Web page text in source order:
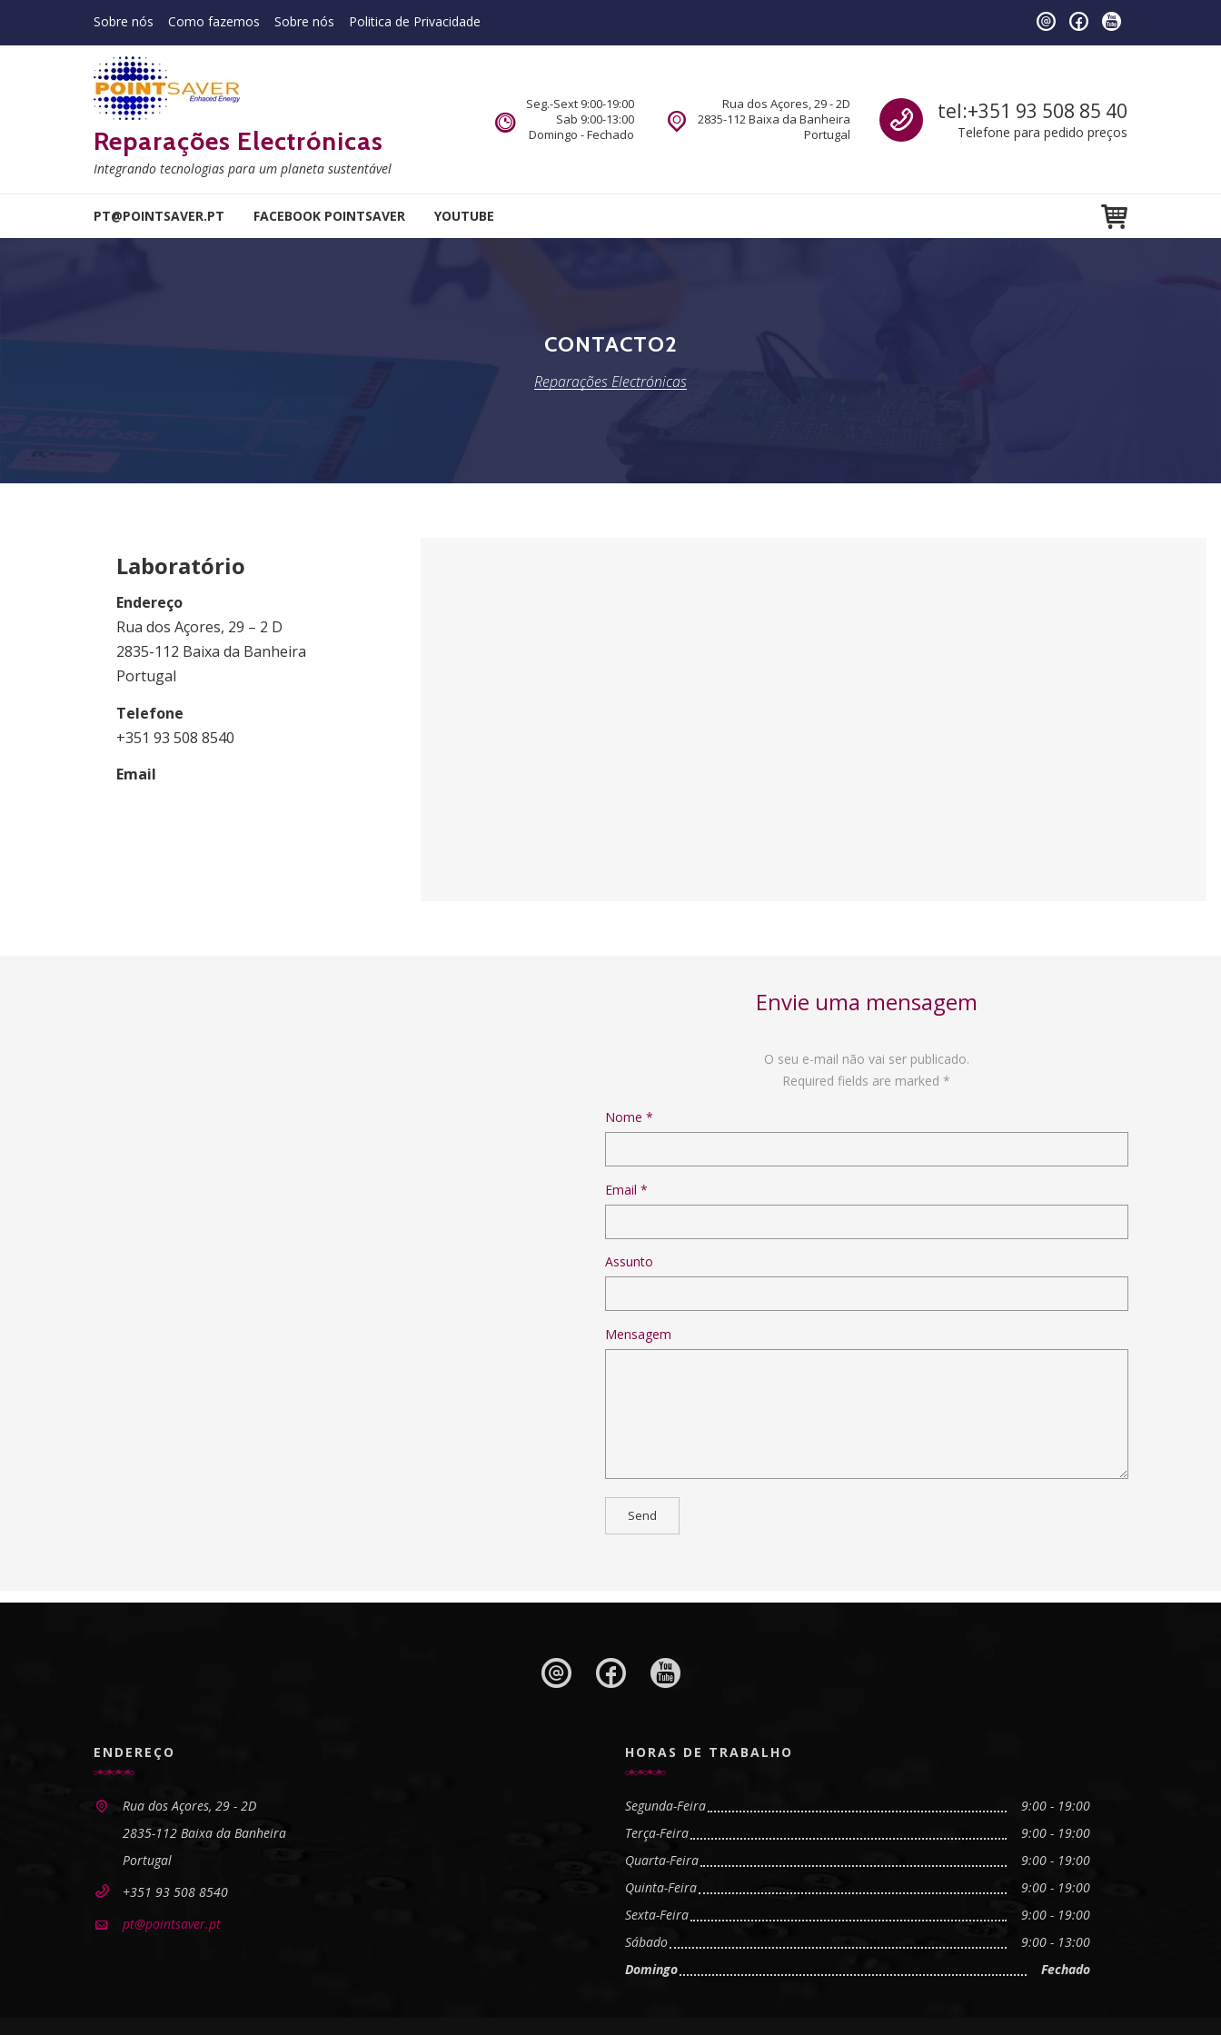
Sobre nós Como fazemos Sobre nós Politica de Privacidade
Reparações Electrónicas
Integrando tecnologias para um planeta sustentável
Call us
tel:+351 93 508 85 40
Telefone para pedido preços
Rua dos Açores, 29 - 2D
2835-112 Baixa da Banheira
Portugal
Seg.-Sext 9:00-19:00
Sab 9:00-13:00
Domingo - Fechado
PT@POINTSAVER.PT FACEBOOK POINTSAVER YOUTUBE
CONTACTO2
Reparações Electrónicas
Laboratório
Endereço
Rua dos Açores, 29 – 2 D
2835-112 Baixa da Banheira
Portugal
Telefone
+351 93 508 8540
Email
Envie uma mensagem
O seu e-mail não vai ser publicado.
Required fields are marked *
Nome *
Email *
Assunto
Mensagem
ENDEREÇO
Rua dos Açores, 29 - 2D
2835-112 Baixa da Banheira
Portugal
+351 93 508 8540
pt@pointsaver.pt
HORAS DE TRABALHO
Segunda-Feira
9:00 - 19:00
Terça-Feira
9:00 - 19:00
Quarta-Feira
9:00 - 19:00
Quinta-Feira
9:00 - 19:00
Sexta-Feira
9:00 - 19:00
Sábado
9:00 - 13:00
Domingo
Fechado